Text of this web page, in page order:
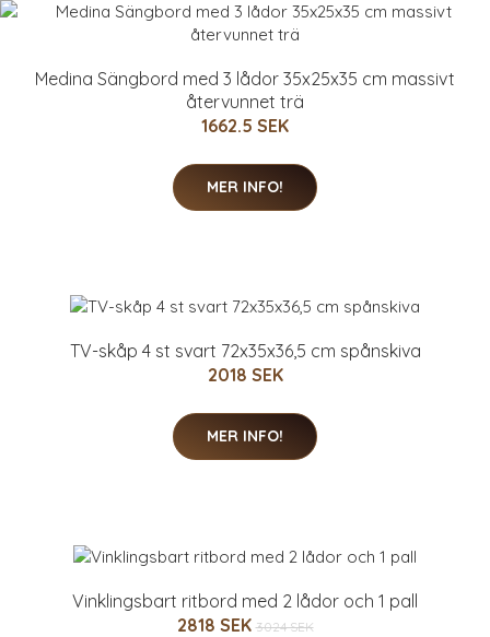
Medina Sängbord med 3 lådor 35x25x35 cm massivt
återvunnet trä
1662.5 SEK
MER INFO!
TV-skåp 4 st svart 72x35x36,5 cm spånskiva
2018 SEK
MER INFO!
Vinklingsbart ritbord med 2 lådor och 1 pall
2818 SEK 3024 SEK